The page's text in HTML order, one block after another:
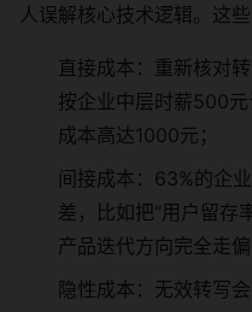
人误解核心技术逻辑。这
直接成本：重新核对
按企业中层时薪500
成本高达1000元；
间接成本：63%的企
差，比如把“用户留存
产品迭代方向完全走偏
隐性成本：无效转写